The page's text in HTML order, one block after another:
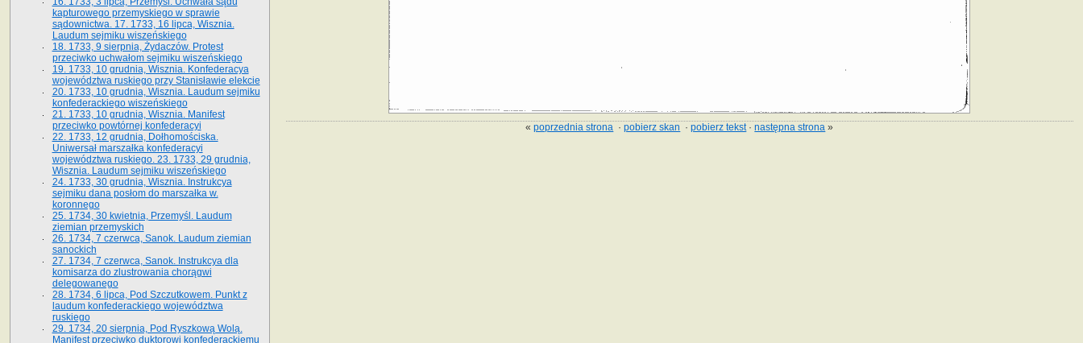
«poprzednia strona ·pobierz skan ·pobierz tekst·następna strona »
kapturowego przemyskiego w sprawie
sądownictwa. 17. 1733, 16 lipca, Wisznia.
Laudum sejmiku wiszeńskiego
18. 1733, 9 sierpnia, Żydaczów. Protest
przeciwko uchwałom sejmiku wiszeńskiego
19. 1733, 10 grudnia, Wisznia. Konfederacya
województwa ruskiego przy Stanisławie elekcie
20. 1733, 10 grudnia, Wisznia. Laudum sejmiku
konfederackiego wiszeńskiego
21. 1733, 10 grudnia, Wisznia. Manifest
przeciwko powtórnej konfederacyi
22. 1733, 12 grudnia, Dołhomościska.
Uniwersał marszałka konfederacyi
województwa ruskiego. 23. 1733, 29 grudnia,
Wisznia. Laudum sejmiku wiszeńskiego
24. 1733, 30 grudnia, Wisznia. Instrukcya
sejmiku dana posłom do marszałka w.
koronnego
25. 1734, 30 kwietnia, Przemyśl. Laudum
ziemian przemyskich
26. 1734, 7 czerwca, Sanok. Laudum ziemian
sanockich
27. 1734, 7 czerwca, Sanok. Instrukcya dla
komisarza do zlustrowania chorągwi
delegowanego
28. 1734, 6 lipca, Pod Szczutkowem. Punkt z
laudum konfederackiego województwa
ruskiego
29. 1734, 20 sierpnia, Pod Ryszkową Wolą.
Manifest przeciwko duktorowi konfederackiemu